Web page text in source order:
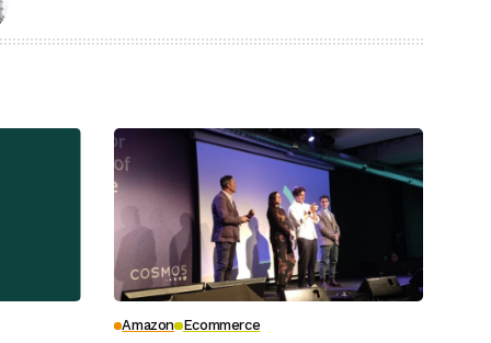
Amazon Ecommerce